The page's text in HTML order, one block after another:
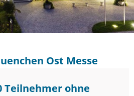
Ost Messe
Teilnehmer ohne